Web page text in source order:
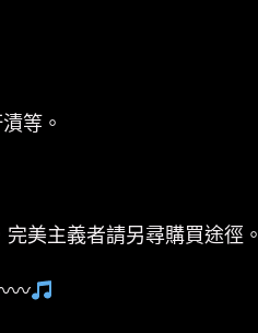
等。
美主義者請另尋購買途徑。
〰